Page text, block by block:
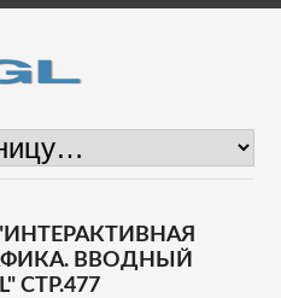
ВВОДНЫЙ
СТР.477